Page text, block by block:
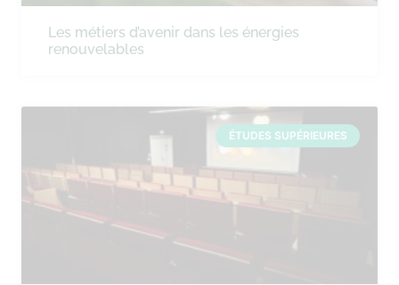
Les métiers d’avenir dans les énergies
renouvelables
ÉTUDES SUPÉRIEURES